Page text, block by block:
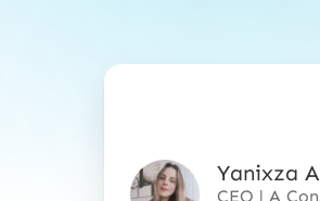
Yanixza
CEO | A
5